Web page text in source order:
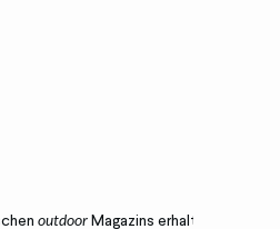
outdoor Magazins erhalten.